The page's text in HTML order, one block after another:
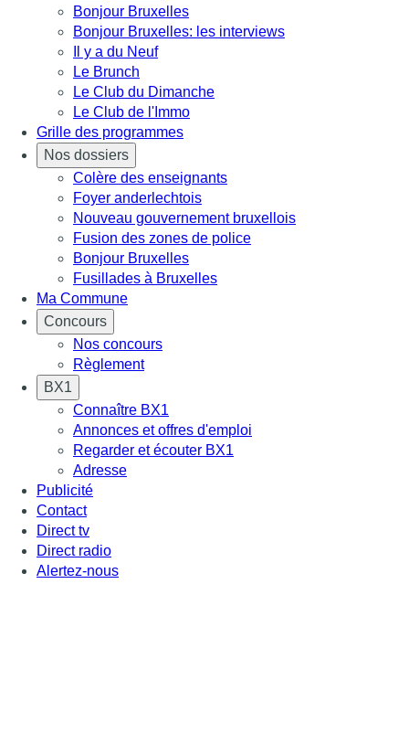
Bonjour Bruxelles
Bonjour Bruxelles: les interviews
Il y a du Neuf
Le Brunch
Le Club du Dimanche
Le Club de l'Immo
Grille des programmes
Nos dossiers
Colère des enseignants
Foyer anderlechtois
Nouveau gouvernement bruxellois
Fusion des zones de police
Bonjour Bruxelles
Fusillades à Bruxelles
Ma Commune
Concours
Nos concours
Règlement
BX1
Connaître BX1
Annonces et offres d'emploi
Regarder et écouter BX1
Adresse
Publicité
Contact
Direct tv
Direct radio
Alertez-nous